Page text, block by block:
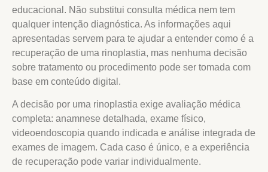
educacional. Não substitui consulta médica nem tem
qualquer intenção diagnóstica. As informações aqui
apresentadas servem para te ajudar a entender como é a
recuperação de uma rinoplastia, mas nenhuma decisão
sobre tratamento ou procedimento pode ser tomada com
base em conteúdo digital.
A decisão por uma rinoplastia exige avaliação médica
completa: anamnese detalhada, exame físico,
videoendoscopia quando indicada e análise integrada de
exames de imagem. Cada caso é único, e a experiência
de recuperação pode variar individualmente.